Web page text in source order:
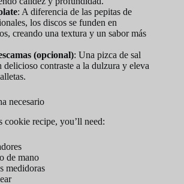
: A diferencia de las pepitas de
los discos se funden en
creando una textura y un sabor más
(opcional): Una pizca de sal
delicioso contraste a la dulzura y eleva
necesario
cookie recipe, you’ll need:
de mano
medidoras